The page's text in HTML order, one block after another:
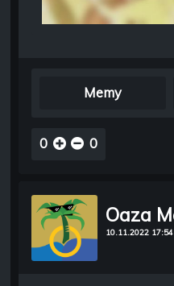
Memy
0 0
Oaza
10.11.2022 17:54